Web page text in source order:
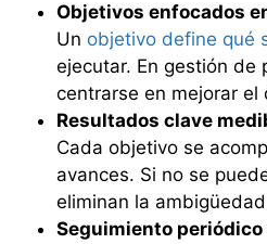
Objetivos enfocados
Un objetivo define qué
ejecutar. En gestión de
centrarse en mejorar el
Resultados clave
Cada objetivo se
avances. Si no se
eliminan la
Seguimiento